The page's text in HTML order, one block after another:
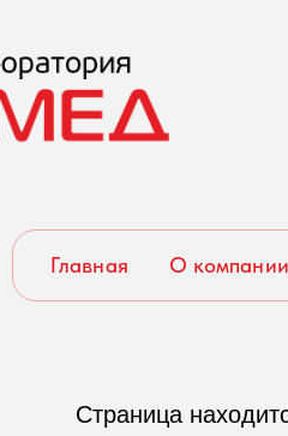
Главная О компании
Страница